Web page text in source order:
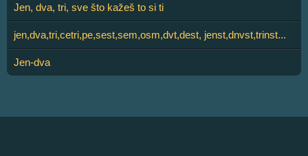
Jen, dva, tri, sve što kažeš to si ti
jen,dva,tri,cetri,pe,sest,sem,osm,dvt,dest, jenst,dnvst,trinst...
Jen-dva